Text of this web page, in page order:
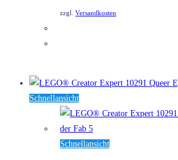
zzgl. Versandkosten
Schnellansicht
Schnellansicht